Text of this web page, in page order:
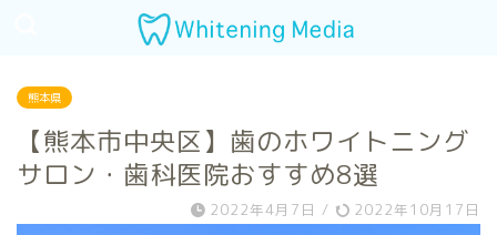
熊本県
【熊本市中央区】歯のホワイトニング
サロン・歯科医院おすすめ8選
2022年4月7日 / 2022年10月17日